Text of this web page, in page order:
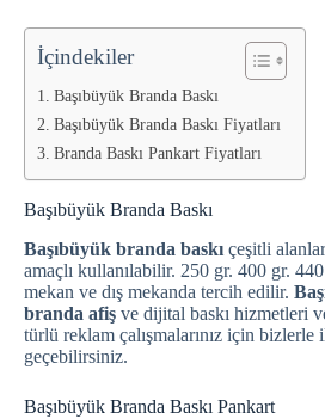
İçindekiler
Başıbüyük Branda Baskı
Başıbüyük Branda Baskı Fiyatları
Branda Baskı Pankart Fiyatları
Başıbüyük Branda Baskı
Başıbüyük branda baskı çeşitli
amaçlı kullanılabilir. 250 gr. 400 gr.
mekan ve dış mekanda tercih edilir.
branda afiş ve dijital baskı hizmetleri
türlü reklam çalışmalarınız için bizlerle
geçebilirsiniz.
Başıbüyük Branda Baskı Pankart